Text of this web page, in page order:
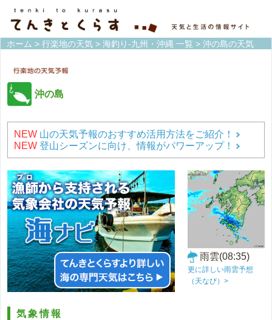
ホーム > 行楽地の天気 > 海釣り-九州・沖縄 一覧 > 沖の島の天気
沖の島
NEW 山の天気予報のおすすめ活用方法をご紹介！
NEW 登山シーズンに向け、情報がパワーアップ！
雨雲(08:35)
更に詳しい雨雲予想
（天なび）>
気象情報